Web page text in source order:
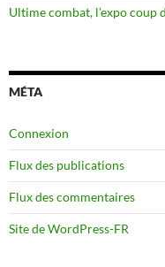
Ultime combat, l’expo coup
MÉTA
Connexion
Flux des publications
Flux des commentaires
Site de WordPress-FR